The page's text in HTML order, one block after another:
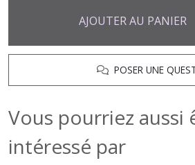
AJOUTER AU PANIER
POSER UNE
Vous pourriez aussi
intéressé par